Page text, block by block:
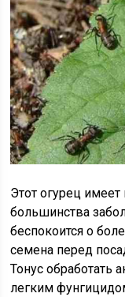
Этот огурец
большинства
беспокоится о
семена перед
Тонус обработать
легким